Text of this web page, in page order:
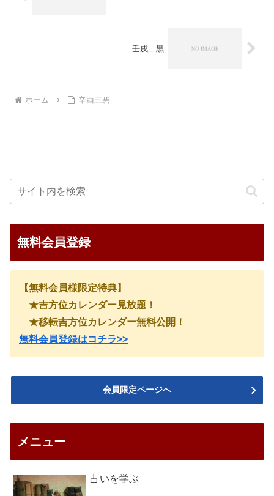
壬戌二黒
ホーム 辛酉三碧
無料会員登録
【無料会員様限定特典】
★吉方位カレンダー見放題！
★移転吉方位カレンダー無料公開！
無料会員登録はコチラ>>
会員限定ページへ
メニュー
占いを学ぶ